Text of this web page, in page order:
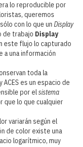
lo reproducible por
queremos
con lo que un Display
de trabajo Display
este flujo lo capturado
a una información
toda la
es un espacio de
por elsistema
que lo que cualquier
variarán según el
de color existe una
logarítmico, muy